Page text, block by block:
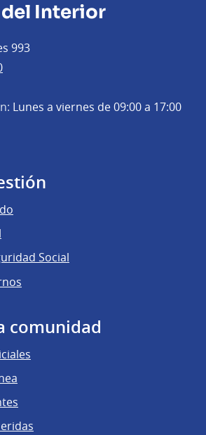
Interior
993
Lunes a viernes de 09:00 a 17:00
Social
comunidad